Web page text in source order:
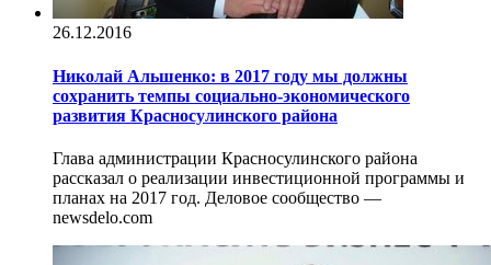
26.12.2016
Николай Альшенко: в 2017 году мы должны
сохранить темпы социально-экономического
развития Красносулинского района
Глава администрации Красносулинского района
рассказал о реализации инвестиционной программы и
планах на 2017 год. Деловое сообщество —
newsdelo.com